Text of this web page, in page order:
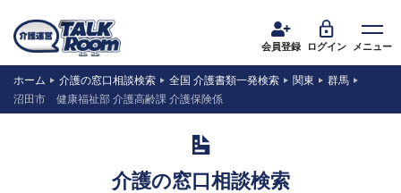
会員登録 ログイン メニュー
ホーム 介護の窓口相談検索 全国 介護書類一発検索 関東
群馬
沼田市 健康福祉部 介護高齢課 介護保険係
介護の窓口相談検索